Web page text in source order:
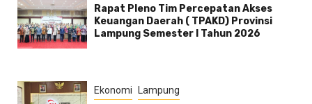
Rapat Pleno Tim Percepatan Akses
Keuangan Daerah ( TPAKD) Provinsi
Lampung Semester l Tahun 2026
Ekonomi Lampung